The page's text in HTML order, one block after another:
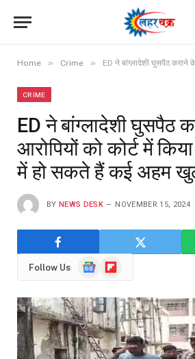
Home » Crime » ED ने बांग्लादेशी घुसपैठ कराने के चार आरोपियों को
CRIME
ED ने बांग्लादेशी घुसपैठ
आरोपियों को कोर्ट में
में हो सकते हैं कई अहम
BY NEWS DESK NOVEMBER 15, 2024
Follow Us
GoogleFlipboard